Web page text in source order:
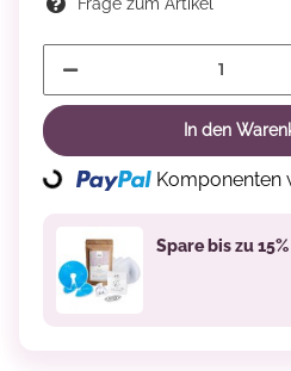
In den
Loading... Komponenten
Spare bis zu